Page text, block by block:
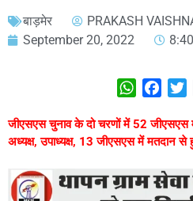
बाड़मेर
PRAKASH
September 20, 2022
WhatsApp
जीएसएस चुनाव के दो चरणों में 52 जीएसएस
अध्यक्ष, उपाध्यक्ष, 13 जीएसएस में मतदान से